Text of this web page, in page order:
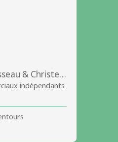
Morgan Rousseau & Christelle JAN
indépendants